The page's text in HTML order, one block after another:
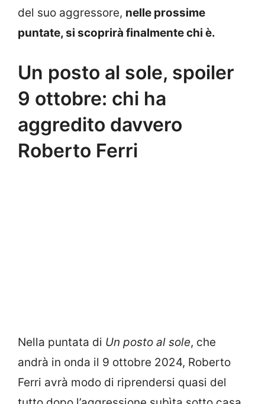
del suo aggressore, nelle prossime
puntate, si scoprirà finalmente chi è.
Un posto al sole, spoiler
9 ottobre: chi ha
aggredito davvero
Roberto Ferri
Nella puntata di Un posto al sole, che
andrà in onda il 9 ottobre 2024, Roberto
Ferri avrà modo di riprendersi quasi del